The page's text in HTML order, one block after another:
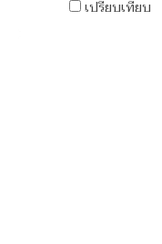
เปรียบเทียบ